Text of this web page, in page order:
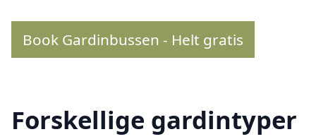
Book Gardinbussen - Helt gratis
Forskellige gardintyper